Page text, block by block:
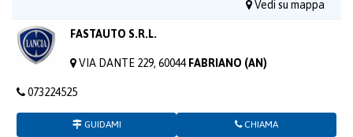
Vedi su mappa
FASTAUTO S.R.L.
VIA DANTE 229, 60044 FABRIANO (AN)
073224525
GUIDAMI CHIAMA